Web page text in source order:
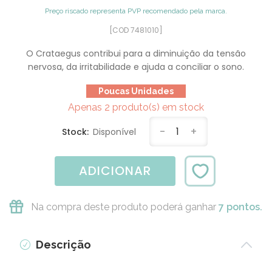
Preço riscado representa PVP recomendado pela marca.
[COD 7481010]
O Crataegus contribui para a diminuição da tensão
nervosa, da irritabilidade e ajuda a conciliar o sono.
Poucas Unidades
Apenas 2 produto(s) em stock
Stock: Disponível - 1 +
ADICIONAR
Na compra deste produto poderá ganhar 7 pontos.
Descrição